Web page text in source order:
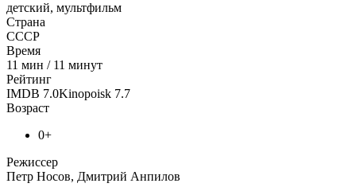
детский, мультфильм
Страна
СССР
Время
11 мин / 11 минут
Рейтинг
IMDB 7.0Kinopoisk 7.7
Возраст
0+
Режиссер
Петр Носов, Дмитрий Анпилов